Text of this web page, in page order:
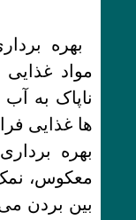
بهره
مواد
ناپاک به
ها غذایی
معکوس،
بین بردن